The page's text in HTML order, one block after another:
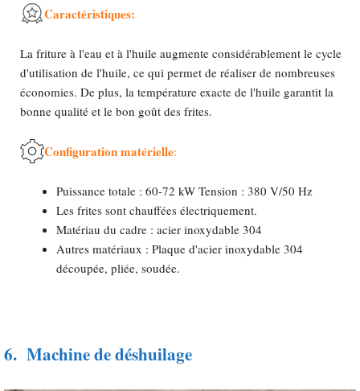
Caractéristiques:
La friture à l'eau et à l'huile augmente considérablement le cycle
d'utilisation de l'huile, ce qui permet de réaliser de nombreuses
économies. De plus, la température exacte de l'huile garantit la
bonne qualité et le bon goût des frites.
Configuration matérielle:
Puissance totale : 60-72 kW Tension : 380 V/50 Hz
Les frites sont chauffées électriquement.
Matériau du cadre : acier inoxydable 304
Autres matériaux : Plaque d'acier inoxydable 304
découpée, pliée, soudée.
6. Machine de déshuilage